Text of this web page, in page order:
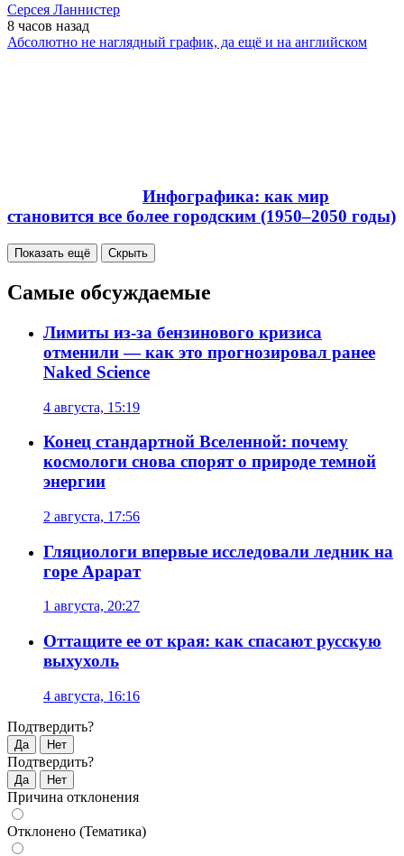
Серсея Ланнистер
8 часов назад
Абсолютно не наглядный график, да ещё и на английском
Инфографика: как мир
становится все более городским (1950–2050 годы)
Показать ещё Скрыть
Самые обсуждаемые
Лимиты из-за бензинового кризиса
отменили — как это прогнозировал ранее
Naked Science
4 августа, 15:19
Конец стандартной Вселенной: почему
космологи снова спорят о природе темной
энергии
2 августа, 17:56
Гляциологи впервые исследовали ледник на
горе Арарат
1 августа, 20:27
Оттащите ее от края: как спасают русскую
выхухоль
4 августа, 16:16
Подтвердить?
Да Нет
Подтвердить?
Да Нет
Причина отклонения
Отклонено (Тематика)